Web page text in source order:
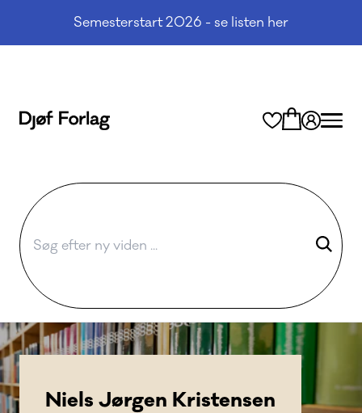
Semesterstart 2026 - se listen her
Niels Jørgen Kristensen